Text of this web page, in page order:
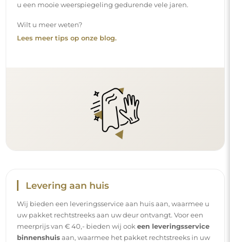
u een mooie weerspiegeling gedurende vele jaren.
Wilt u meer weten?
Lees meer tips op onze blog.
Levering aan huis
Wij bieden een leveringsservice aan huis aan, waarmee u
uw pakket rechtstreeks aan uw deur ontvangt. Voor een
meerprijs van € 40,- bieden wij ook een leveringsservice
binnenshuisaan, waarmee het pakket rechtstreeks in uw